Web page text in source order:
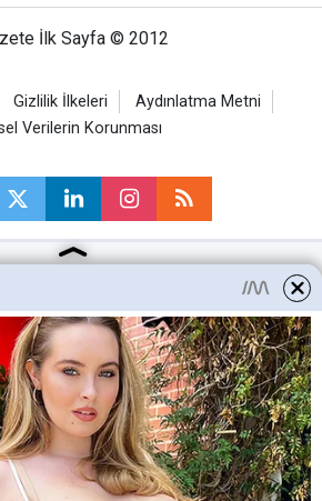
İlk Sayfa © 2012
Gizlilik İlkeleri
Aydınlatma Metni
Verilerin Korunması